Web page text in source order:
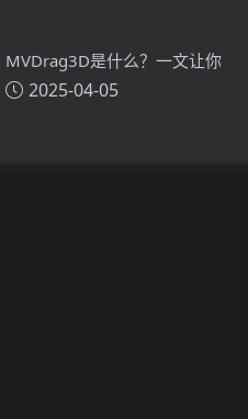
MVDrag3D是什么？一文让你
看懂MVDrag3D的技术原理、
2025-04-05